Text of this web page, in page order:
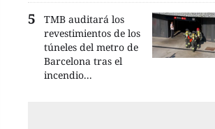
TMB auditará los
revestimientos de los
túneles del metro de
Barcelona tras el
incendio...